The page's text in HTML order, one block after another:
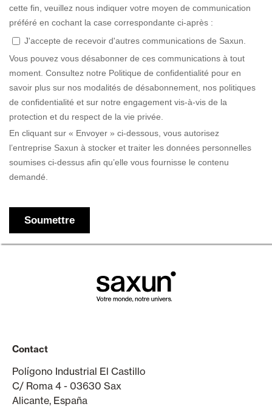
Contact
Polígono Industrial El Castillo
C/ Roma 4 - 03630 Sax
Alicante, España